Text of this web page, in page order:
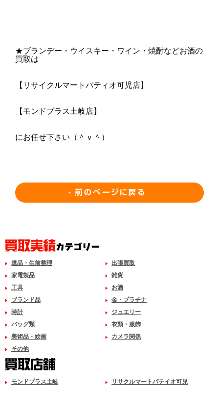
★ブランデー・ウイスキー・ワイン・焼酎などお酒の
買取は
【リサイクルマートパティオ可児店】
【モンドプラス土岐店】
にお任せ下さい（＾ｖ＾）
遺品・生前整理
出張買取
家電製品
雑貨
工具
お酒
ブランド品
金・プラチナ
時計
ジュエリー
バッグ類
衣類・服飾
美術品・絵画
カメラ関係
その他
モンドプラス土岐 リサクルマートパテイオ可児